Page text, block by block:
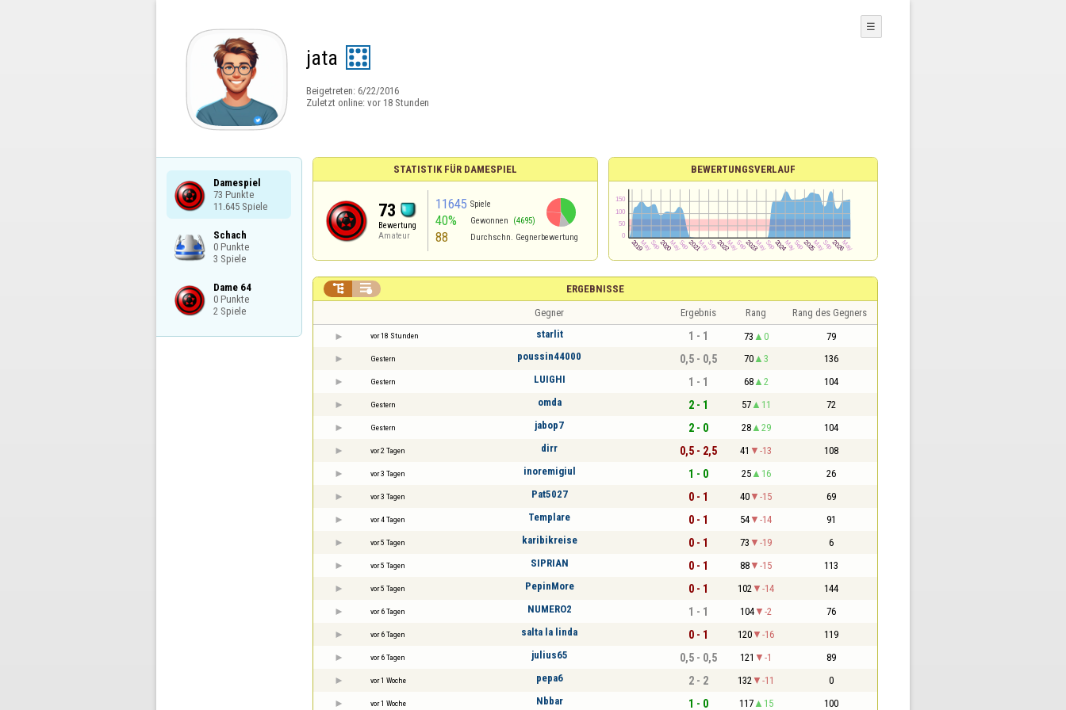
jata
Beigetreten: 6/22/2016
Zuletzt online: vor 18 Stunden
☰
Damespiel
73 Punkte
11.645 Spiele
Schach
0 Punkte
3 Spiele
Dame 64
0 Punkte
2 Spiele
STATISTIK FÜR DAMESPIEL
73
Bewertung
Amateur
11645 Spiele
40% Gewonnen (4695)
88 Durchschn. Gegnerbewertung
BEWERTUNGSVERLAUF
ERGEBNISSE
 
Gegner Ergebnis Rang Rang des Gegners
vor 18 Stunden starlit 1 - 1 73 0 79
Gestern poussin44000 0,5 - 0,5 70 3 136
Gestern LUIGHI 1 - 1 68 2 104
Gestern omda 2 - 1 57 11 72
Gestern jabop7 2 - 0 28 29 104
vor 2 Tagen dirr 0,5 - 2,5 41 -13 108
vor 3 Tagen inoremigiul 1 - 0 25 16 26
vor 3 Tagen Pat5027 0 - 1 40 -15 69
vor 4 Tagen Templare 0 - 1 54 -14 91
vor 5 Tagen karibikreise 0 - 1 73 -19 6
vor 5 Tagen SIPRIAN 0 - 1 88 -15 113
vor 5 Tagen PepinMore 0 - 1 102 -14 144
vor 6 Tagen NUMERO2 1 - 1 104 -2 76
vor 6 Tagen salta la linda 0 - 1 120 -16 119
vor 6 Tagen julius65 0,5 - 0,5 121 -1 89
vor 1 Woche pepa6 2 - 2 132 -11 0
vor 1 Woche Nbbar 1 - 0 117 15 100